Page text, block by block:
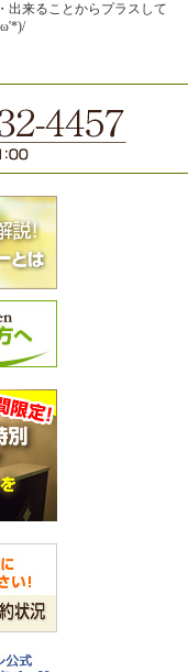
出来ることからプラスして